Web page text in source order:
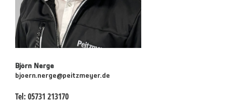
Björn Nerge
bjoern.nerge@peitzmeyer.de
Tel:05731 213170